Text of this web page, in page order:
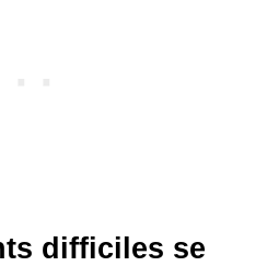
difficiles se